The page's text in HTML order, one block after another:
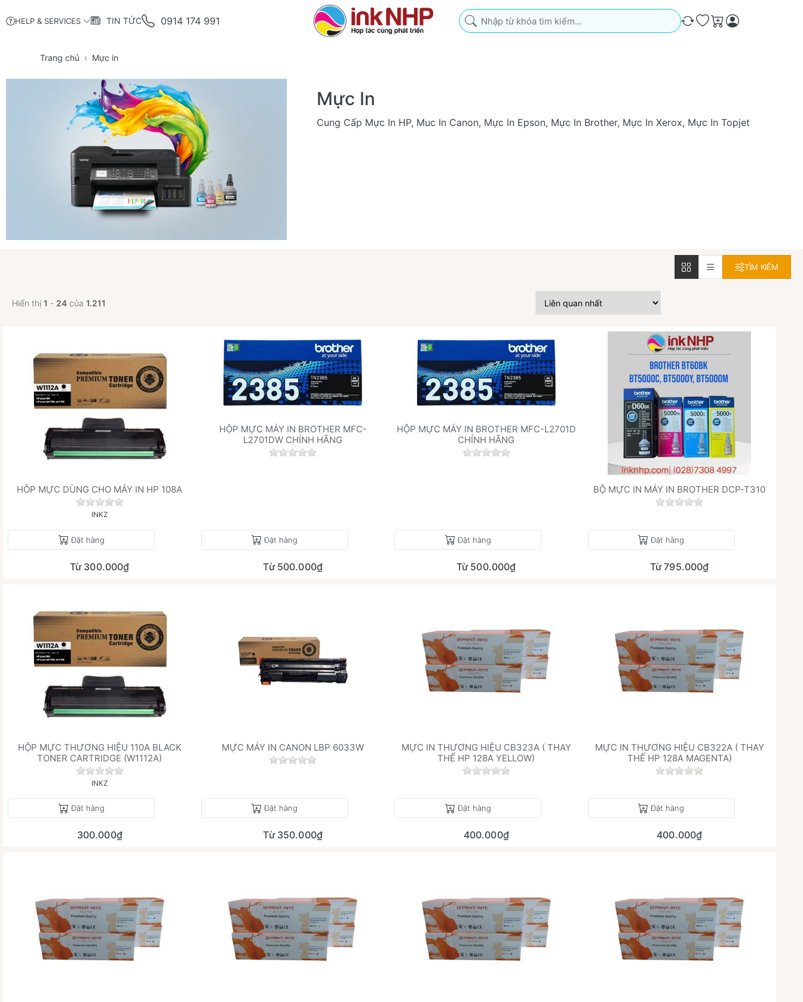
HELP & SERVICES TIN TỨC 0914 174 991
Nhập từ khóa tìm kiếm. Kết quả sẽ tự động xuất hiện khi bạn nhập. Nhấn phím
So sánh
Ưa thích
Giỏ hàng
Trang chủ Mực in
Mực In
Cung Cấp Mực In HP, Muc In Canon, Mực In Epson, Mực In Brother, Mực In Xerox, Mực In Topjet
Hiển thị 1 - 24 của 1.211
TÌM KIẾM
HÔP MỰC DÙNG CHO MÁY IN HP 108A
Chưa có đánh giá nào cho sản phẩm này.
INKZ
Đặt hàng
Từ 300.000₫
HỘP MỰC MÁY IN BROTHER MFC-
L2701DW CHÍNH HÃNG
Chưa có đánh giá nào cho sản phẩm này.
Đặt hàng
Từ 500.000₫
HỘP MỰC MÁY IN BROTHER MFC-L2701D
CHÍNH HÃNG
Chưa có đánh giá nào cho sản phẩm này.
Đặt hàng
Từ 500.000₫
BỘ MỰC IN MÁY IN BROTHER DCP-T310
Chưa có đánh giá nào cho
Đặt hàng
Từ 795.000₫
HỘP MỰC THƯƠNG HIỆU 110A BLACK
TONER CARTRIDGE (W1112A)
Chưa có đánh giá nào cho sản phẩm này.
INKZ
Đặt hàng
300.000₫
MỰC MÁY IN CANON LBP 6033W
Chưa có đánh giá nào cho sản phẩm này.
Đặt hàng
Từ 350.000₫
MỰC IN THƯƠNG HIỆU CB323A ( THAY
THẾ HP 128A YELLOW)
Chưa có đánh giá nào cho sản phẩm này.
Đặt hàng
400.000₫
MỰC IN THƯƠNG HIỆU CB322A ( THAY
THẾ HP 128A MAGENTA)
Chưa có đánh giá nào cho
Đặt hàng
400.000₫